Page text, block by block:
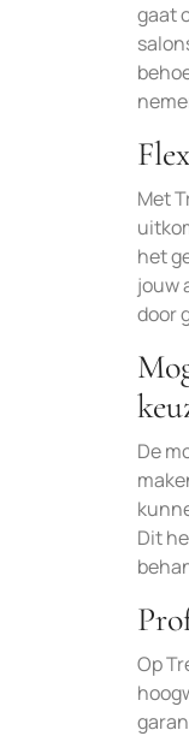
gaat
Met
het
jouw
door
De
Dit
Op